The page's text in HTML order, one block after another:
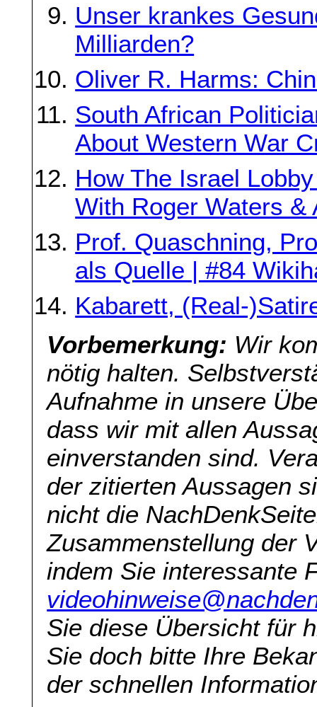
Unser krankes
Milliarden?
Oliver R. Harms:
South African
About Western War
How The Israel
With Roger Waters &
Prof. Quaschning,
als Quelle | #84
Kabarett, (Real-
Vorbemerkung: Wir
nötig halten.
Aufnahme in unsere
dass wir mit allen
einverstanden sind.
der zitierten Aussagen
nicht die
Zusammenstellung der
indem Sie interessante
Sie diese Übersicht für
Sie doch bitte Ihre
der schnellen